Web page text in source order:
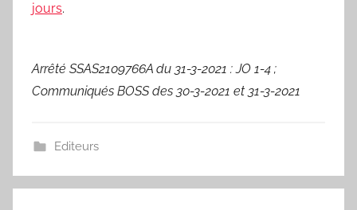
jours.
Arrêté SSAS2109766A du 31-3-2021 : JO 1-4 ;
Communiqués BOSS des 30-3-2021 et 31-3-2021
Editeurs